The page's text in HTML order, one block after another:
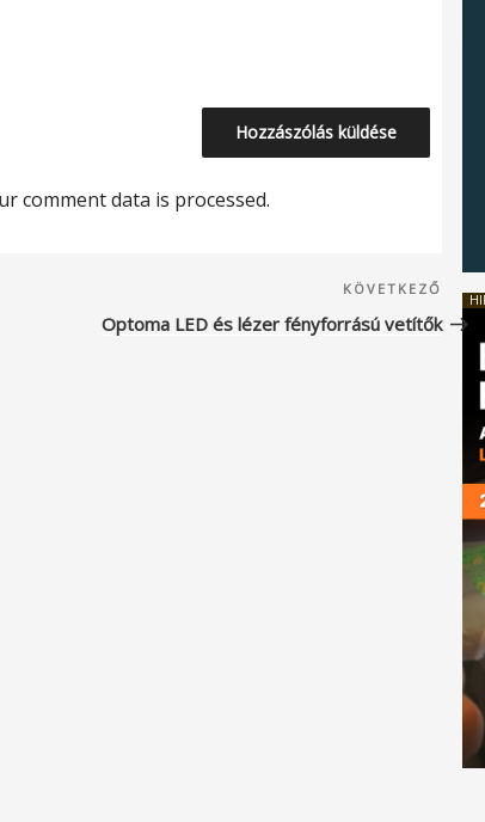
comment data is processed.
KÖVETKEZŐ
Optoma LED és lézer fényforrású vetítők